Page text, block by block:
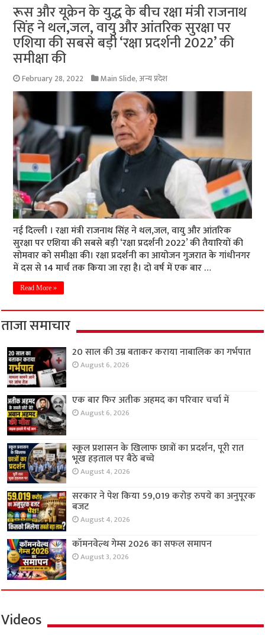
रूस और यूक्रेन के युद्ध के बीच रक्षा मंत्री राजनाथ
सिंह ने थल,जल, वायु और आंतरिक सुरक्षा पर
एशिया की सबसे बड़ी ‘रक्षा प्रदर्शनी 2022’ की
समीक्षा की
February 28, 2022 Main Slide,अन्य प्रदेश
नई दिल्ली । रक्षा मंत्री राजनाथ सिंह ने थल,जल, वायु और आंतरिक
सुरक्षा पर एशिया की सबसे बड़ी ‘रक्षा प्रदर्शनी 2022’ की तैयारियों की
सोमवार को समीक्षा की। रक्षा प्रदर्शनी का आयोजन गुजरात के गांधीनगर
में दस से 14 मार्च तक किया जा रहा है। दो वर्ष में एक बार …
Read More »
ताजा समाचार
20 साल की उम्र बताकर कराया नाबालिक का गर्भपात
August 6, 2026
एक बार फिर अतीक अहमद का परिवार चर्चा में
August 6, 2026
स्कूल प्रशासन के खिलाफ छात्रों का प्रदर्शन, पूरी रात
भूख हड़ताल पर बैठे बच्चे
August 4, 2026
सरकार ने पेश किया 59,019 करोड़ रुपये का अनुपूरक
बजट
August 4, 2026
कॉमनवेल्थ गेम्स 2026 का सफल समापन
August 3, 2026
Videos